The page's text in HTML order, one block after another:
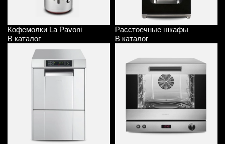
Кофемолки La Pavoni
В каталог
Расстоечные шкафы
В каталог